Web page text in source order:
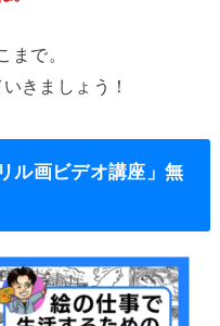
まで。
きましょう！
ル画ビデオ講座」無